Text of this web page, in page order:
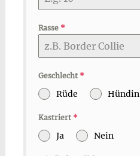
Rasse *
Geschlecht *
Rüde Hündin
Kastriert *
Ja Nein